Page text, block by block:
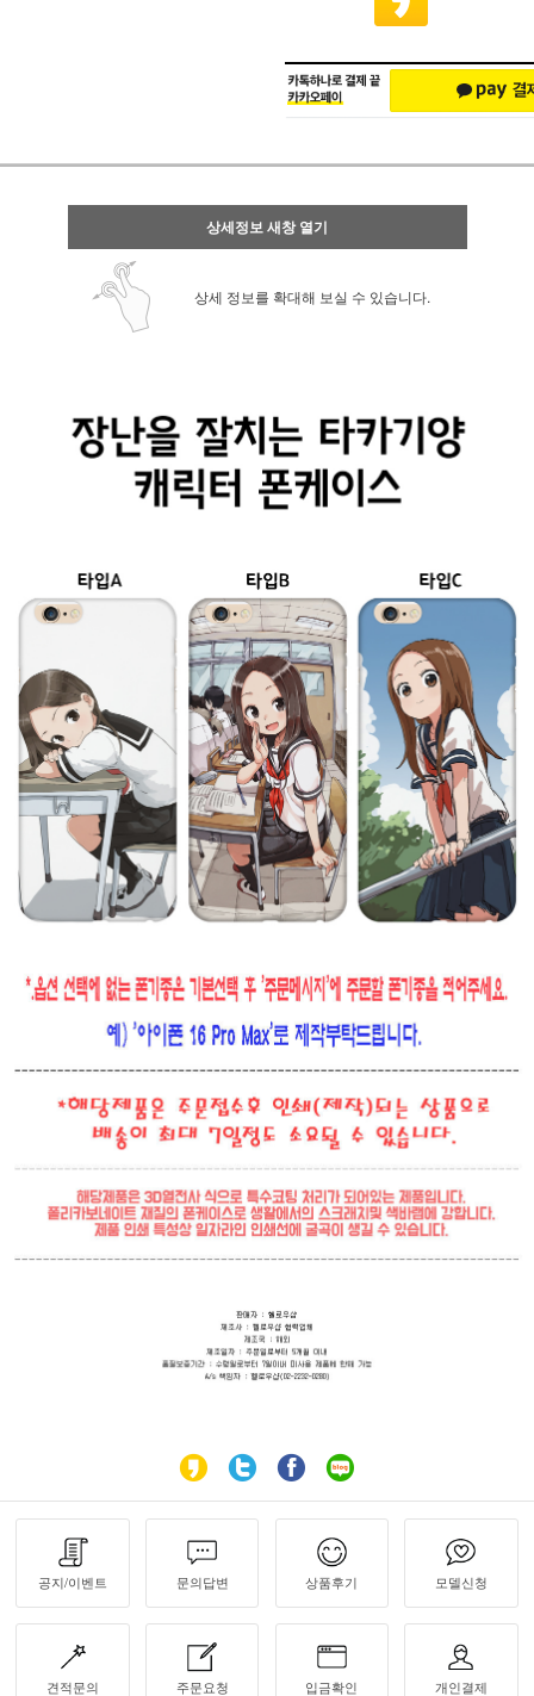
상세정보 새창 열기
상세 정보를 확대해 보실 수 있습니다.
공지/이벤트 문의답변 상품후기 모델신청
견적문의 주문요청 입금확인 개인결제